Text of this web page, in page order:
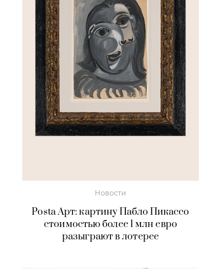
Новости
Posta Арт: картину Пабло Пикассо
стоимостью более 1 млн евро
разыграют в лотерее